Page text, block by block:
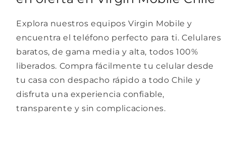
Explora nuestros equipos Virgin Mobile y
encuentra el teléfono perfecto para ti. Celulares
baratos, de gama media y alta, todos 100%
liberados. Compra fácilmente tu celular desde
tu casa con despacho rápido a todo Chile y
disfruta una experiencia confiable,
transparente y sin complicaciones.